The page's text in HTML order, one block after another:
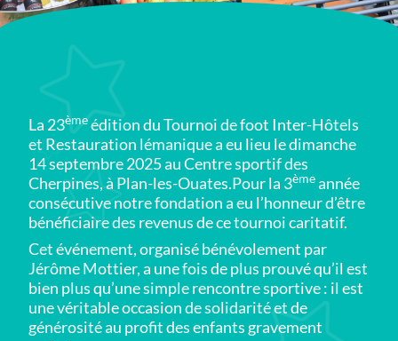
La 23èmeédition du Tournoi de foot Inter-Hôtels
et Restauration lémanique a eu lieu le dimanche
14 septembre 2025 au Centre sportif des
Cherpines, à Plan-les-Ouates.Pour la 3èmeannée
consécutive notre fondation a eu l’honneur d’être
bénéficiaire des revenus de ce tournoi caritatif.
Cet événement, organisé bénévolement par
Jérôme Mottier, a une fois de plus prouvé qu’il est
bien plus qu’une simple rencontre sportive : il est
une véritable occasion de solidarité et de
générosité au profit des enfants gravement